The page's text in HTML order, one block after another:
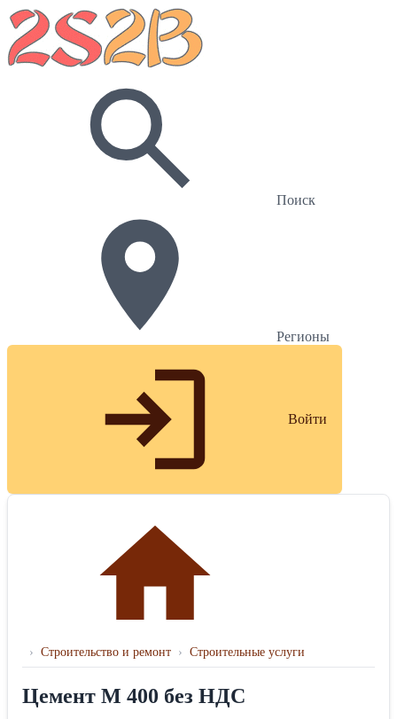
Поиск
Регионы
Войти
› Строительство и ремонт › Строительные услуги
Цемент М 400 без НДС